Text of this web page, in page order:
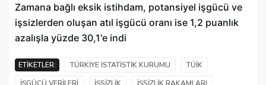
Zamana bağlı eksik istihdam, potansiyel işgücü ve
işsizlerden oluşan atıl işgücü oranı ise 1,2 puanlık
azalışla yüzde 30,1'e indi
ETIKETLER: TÜRKIYE İSTATISTIK KURUMU
TÜİK
IŞGÜCÜ VERILERI
IŞSIZLIK IŞSIZLIK RAKAMLARI